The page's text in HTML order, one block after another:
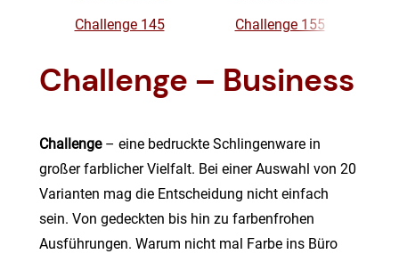
Challenge 145 Challenge 155
Challenge – Business
Challenge – eine bedruckte Schlingenware in
großer farblicher Vielfalt. Bei einer Auswahl von 20
Varianten mag die Entscheidung nicht einfach
sein. Von gedeckten bis hin zu farbenfrohen
Ausführungen. Warum nicht mal Farbe ins Büro